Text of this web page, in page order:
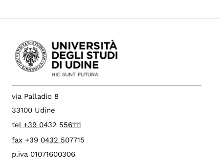
via Palladio 8
33100 Udine
tel +39 0432 556111
fax +39 0432 507715
p.iva 01071600306